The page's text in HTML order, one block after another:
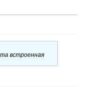
встроенная